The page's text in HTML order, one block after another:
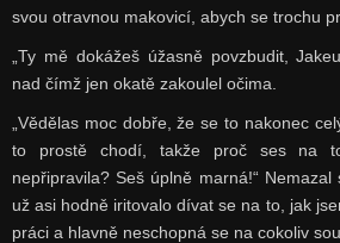
svou otravnou makovicí, abych se trochu
„Ty mě dokážeš úžasně povzbudit,
nad čímž jen okatě zakoulel očima.
„Vědělas moc dobře, že se to nakonec
to prostě chodí, takže proč ses na
nepřipravila? Seš úplně marná!“
už asi hodně iritovalo dívat se na to, jak
práci a hlavně neschopná se na cokoliv